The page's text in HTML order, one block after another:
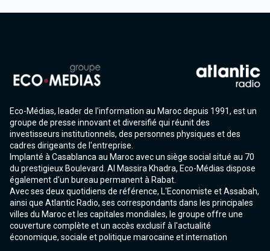
Eco-Médias, leader de l'information au Maroc depuis 1991, est un
groupe de presse innovant et diversifié qui réunit des
investisseurs institutionnels, des personnes physiques et des
cadres dirigeants de l'entreprise.
Implanté à Casablanca au Maroc avec un siège social situé au 70
du prestigieux Boulevard. Al Massira Khadra, Eco-Médias dispose
également d'un bureau permanent à Rabat.
Avec ses deux quotidiens de référence, L'Economiste et Assabah,
ainsi que Atlantic Radio, ses correspondants dans les principales
villes du Maroc et les capitales mondiales, le groupe offre une
couverture complète et un accès exclusif à l'actualité
économique, sociale et politique marocaine et internation